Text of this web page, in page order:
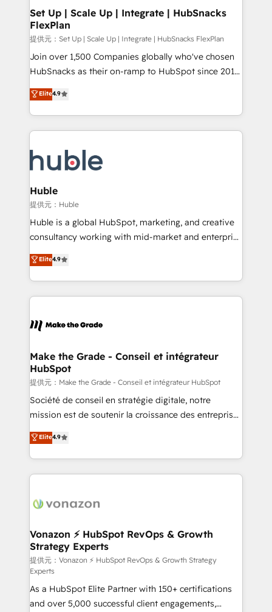
Award 🏆2020 Elite Solutions Partner 🏆2019
Integrations HubSpot Impact Award 🏆2019
Marketing Enablement HubSpot Impact Award 🏆
2018 Website Design HubSpot Impact Award 🏆2017
Website Design HubSpot Impact Award 🏆2016
Sales Enablement HubSpot Impact Award 🏆2015
Growth-Driven Design Agency of the Year 🏆2015
COS Design Award 🏆2013 HubSpot Marketplace
Provider of the Year 🏆2011 Became a HubSpot
Partner 📆Founded in 1997
Set Up | Scale Up | Integrate | HubSnacks
FlexPlan
提供元：Set Up | Scale Up | Integrate | HubSnacks FlexPlan
Join over 1,500 Companies globally who've chosen
HubSnacks as their on-ramp to HubSpot since 2014
Simple pay-as-you-go plans that accelerate value...
1️⃣ Set Up | Onboarding New or Check-fixing existing
HubSpot portals 2️⃣ Scale Up | 100% HubSpot Task
Execution... Global 24/7 ... All Experts 3️⃣ Integrate |
Slash months from your API Integration project... ⬅️
Click "Contact Business" ⬅️ to access 150+ Kickstart
Integration templates that put HubSpot in the center
of your tech stack, syncing... 🛍️ Shopify or
WooCommerce 💲 Stripe or Paypal 💰 Sage or
Netsuite 🤖 Google or Microsoft ✍️ DocuSign or
the rare Advanced "Custom Integrations"
Accreditation, securely sync data across... 🔄 any
new HubSpot portal with Advanced Website and
CRM Migrations using our in-house "HubScrub" Tool.
Elite4.9
Huble
提供元：Huble
Huble is a global HubSpot, marketing, and creative
consultancy working with mid-market and enterprise
businesses. We go beyond implementation, shaping
the strategy, processes, and teams that turn
HubSpot into a genuine growth engine. Named
HubSpot's Global Partner of the Year in 2024,
worldwide, and with over 15 years in the ecosystem,
One company, one operating model, delivering
across offices and consulting teams in the UK, USA,
Canada, Germany, France, Belgium, Singapore, and
South Africa. Certified compliant with ISO/IEC
27001:2022 and ISO 9001:2015 across all seven
Elite4.9
Make the Grade - Conseil et intégrateur
HubSpot
提供元：Make the Grade - Conseil et intégrateur HubSpot
Société de conseil en stratégie digitale, notre
mission est de soutenir la croissance des entreprises
B2B à travers l’acquisition de nouveaux clients,
l'intégration CRM et le développement des revenus
auprès de vos comptes existants. En France et à
l'international, nous travaillons avec des ETI
delà d’une simple transformation digitale et des
➤ L’intégration de CRM et de méthodologie RevOps
pour aligner les équipes marketing, commerciales et
support client (data migration, synchronisation API,
audit et maintenance) ➤ La création de sites internet
de conversion qui transforment les visiteurs en
opportunités d'affaires ➤ La mise en place de
Elite4.9
Vonazon ⚡ HubSpot RevOps & Growth
Strategy Experts
提供元：Vonazon ⚡ HubSpot RevOps & Growth Strategy
Experts
As a HubSpot Elite Partner with 150+ certifications
and over 5,000 successful client engagements,